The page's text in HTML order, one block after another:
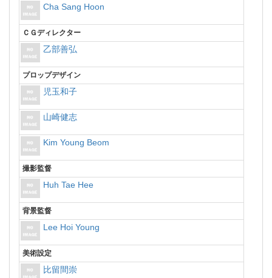
Cha Sang Hoon
ＣＧディレクター
乙部善弘
プロップデザイン
児玉和子
山崎健志
Kim Young Beom
撮影監督
Huh Tae Hee
背景監督
Lee Hoi Young
美術設定
比留間崇